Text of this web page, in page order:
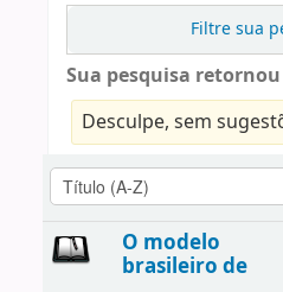
Filtre sua
Sua pesquisa
Desculpe, sem
O modelo
brasileiro de